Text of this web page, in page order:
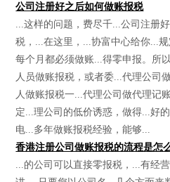
公司注册好之后如何做账报税
...这样的问题，费尽千...公司注册
税，...在这里，...协富中心给你...
每个月都必须做账...得零申报。所
人员做账报税，或者委...代理公司
人做账报税一...代理公司做代理记
定...理公司的低价诱惑，做得...好
电...多年做账报税经验，能够...
香港注册公司做账报税的流程是怎
...的公司可以直接零报税，...有经